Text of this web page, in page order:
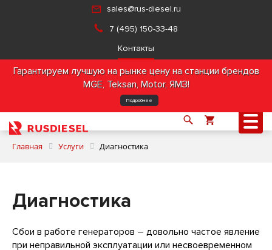
sales@rus-diesel.ru
7 (495) 150-33-48
Контакты
Гарантируем лучшую на рынке цену на станции брендов
MGE, Teksan, Motor, ЯМЗ!
Подробнее
Услуги
Главная Услуги Диагностика
Диагностика
Сбои в работе генераторов – довольно частое явление
при неправильной эксплуатации или несвоевременном